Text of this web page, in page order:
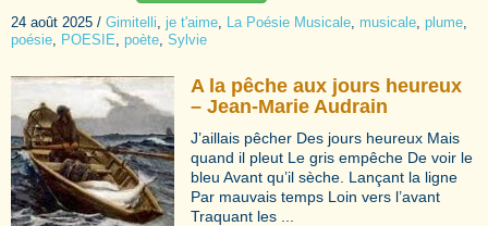
24 août 2025 / Gimitelli je t'aime La Poésie Musicale musicale plume
poésie
POESIE poète Sylvie
A la pêche aux jours heureux
– Jean-Marie Audrain
J’aillais pêcher Des jours heureux Mais
quand il pleut Le gris empêche De voir le
bleu Avant qu’il sèche. Lançant la ligne
Par mauvais temps Loin vers l’avant
Traquant les ...